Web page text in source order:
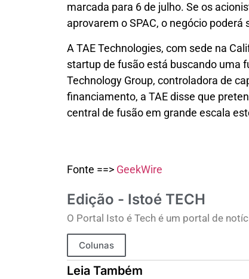
marcada para 6 de julho. Se os
aprovarem o SPAC, o negócio poderá
A TAE Technologies, com sede na
startup de fusão está buscando uma
Technology Group, controladora de
financiamento, a TAE disse que
central de fusão em grande escala
Fonte ==> GeekWire
Edição - Istoé TECH
O Portal Isto é Tech é um portal de
Colunas
Leia Também